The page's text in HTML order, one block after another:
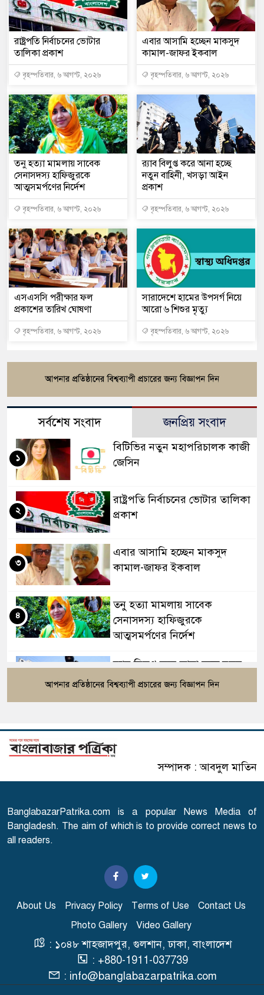
রাষ্ট্রপতি নির্বাচনের ভোটার
তালিকা প্রকাশ
বৃহস্পতিবার, ৬ আগস্ট, ২০২৬
এবার আসামি হচ্ছেন মাকসুদ
কামাল-জাফর ইকবাল
বৃহস্পতিবার, ৬ আগস্ট, ২০২৬
তনু হত্যা মামলায় সাবেক
সেনাসদস্য হাফিজুরকে
আত্মসমর্পণের নির্দেশ
বৃহস্পতিবার, ৬ আগস্ট, ২০২৬
র‍্যাব বিলুপ্ত করে আনা হচ্ছে
নতুন বাহিনী, খসড়া আইন
প্রকাশ
বৃহস্পতিবার, ৬ আগস্ট, ২০২৬
এসএসসি পরীক্ষার ফল
প্রকাশের তারিখ ঘোষণা
বৃহস্পতিবার, ৬ আগস্ট, ২০২৬
সারাদেশে হামের উপসর্গ নিয়ে
আরো ৬ শিশুর মৃত্যু
বৃহস্পতিবার, ৬ আগস্ট, ২০২৬
সর্বশেষ সংবাদ জনপ্রিয় সংবাদ
বিটিভির নতুন মহাপরিচালক কাজী
জেসিন
১
রাষ্ট্রপতি নির্বাচনের ভোটার তালিকা
প্রকাশ
২
এবার আসামি হচ্ছেন মাকসুদ
কামাল-জাফর ইকবাল
৩
তনু হত্যা মামলায় সাবেক
সেনাসদস্য হাফিজুরকে
আত্মসমর্পণের নির্দেশ
৪
র‍্যাব বিলুপ্ত করে আনা হচ্ছে নতুন
বাহিনী, খসড়া আইন প্রকাশ
সৌদির নতুন নিয়ম
৬
এসএসসি পরীক্ষার ফল প্রকাশের
তারিখ ঘোষণা
৭
সারাদেশে হামের উপসর্গ নিয়ে
৮
স্বাভাবিক হচ্ছে গ্যাস সরবরাহ
'২০ অগাস্ট রাষ্ট্রপতি নির্বাচন'
সম্পাদক : আবদুল মাতিন
BanglabazarPatrika.com is a popular News Media of
Bangladesh. The aim of which is to provide correct news to
all readers.
About Us Privacy Policy Terms of Use
Contact Us
Photo Gallery
Video Gallery
: ১০৪৮ শাহজাদপুর, গুলশান, ঢাকা, বাংলাদেশ
: +880-1911-037739
: info@banglabazarpatrika.com